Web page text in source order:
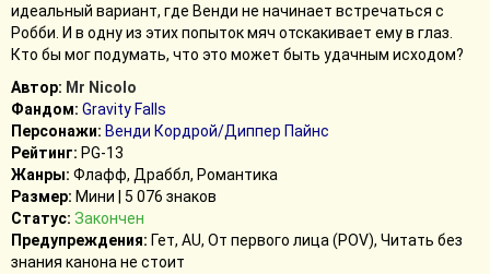
идеальный вариант, где Венди не начинает встречаться с
Робби. И в одну из этих попыток мяч отскакивает ему в глаз.
Кто бы мог подумать, что это может быть удачным исходом?
Автор: Mr Nicolo
Фандом: Gravity Falls
Персонажи: Венди Кордрой/Диппер Пайнс
Рейтинг: PG-13
Жанры: Флафф, Драббл, Романтика
Размер: Мини | 5 076 знаков
Статус: Закончен
Предупреждения: Гет, AU, От первого лица (POV), Читать без
знания канона не стоит